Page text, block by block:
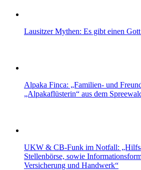
Lausitzer Mythen: Es gibt einen
Alpaka Finca: „Familien- und
„Alpakaflüsterin“ aus dem
UKW & CB-Funk im Notfall:
Stellenbörse, sowie
Versicherung und Handwerk“